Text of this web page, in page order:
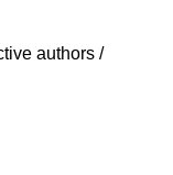
authors /